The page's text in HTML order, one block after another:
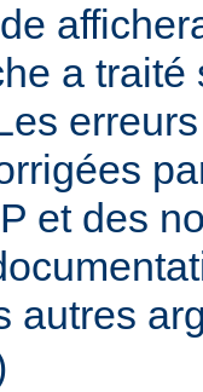
a traité
et des
autres